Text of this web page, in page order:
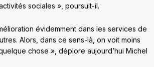
sociales », poursuit-il.
évidemment dans les services de
Alors, dans ce sens-là, on voit moins
chose », déplore aujourd’hui Michel